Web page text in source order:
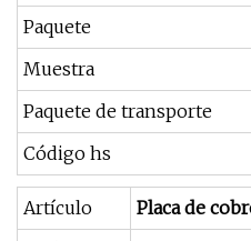
Paquete
Muestra
Paquete de transporte
Código hs
Artículo
Placa de